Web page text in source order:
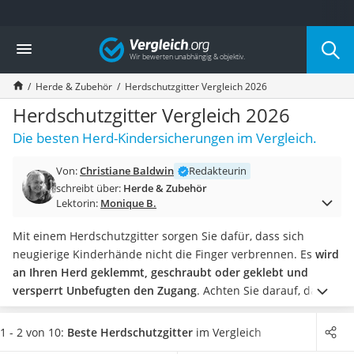
Die beliebtesten Vergleiche nach Kategorie
Haushalt
Wassersprudler
Zentralstaubsauger
Brotbackautomat
Wischroboter
Wäschespinne
Spülmaschinentabs
Akku-Staubsauger
AEG-Waschmaschine
Saug-Wisch-Roboter
Handstaubsauger
Milchaufschäumer
Kondenstrockner
Reiskocher
Vergleich
Herde & Zubehör Herdschutzgitter Vergleich 2026
Herdschutzgitter Vergleich 2026
Die besten Herd-Kindersicherungen im Vergleich.
Von:Christiane Baldwin
Redakteurin
schreibt über: Herde & Zubehör
Lektorin: Monique B.
Mit einem Herdschutzgitter sorgen Sie dafür, dass sich
neugierige Kinderhände nicht die Finger verbrennen. Es wird
an Ihren Herd geklemmt, geschraubt oder geklebt und
versperrt Unbefugten den Zugang. Achten Sie darauf, dass
nicht alle Gitter mit einem Gasherd kompatibel sind. Das
empfehlen auch viele Herdschutzgitter-Tests im Internet.
1 - 2 von 10: Beste Herdschutzgitter im Vergleich